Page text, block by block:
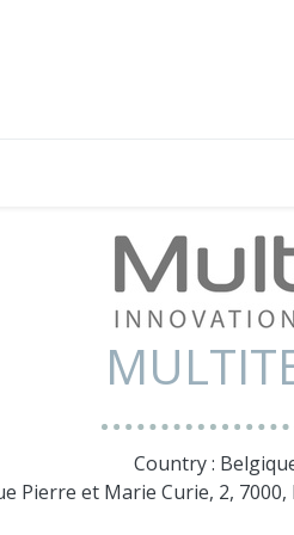
Country :
Pierre et Marie Curie, 2,